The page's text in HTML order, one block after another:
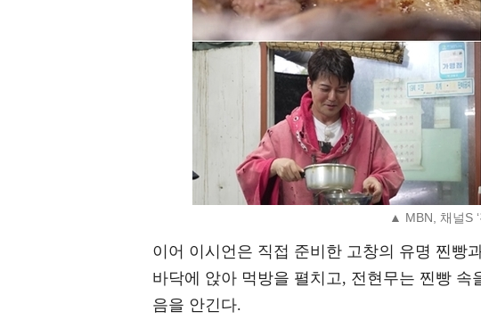
▲ MBN, 채널S
이어 이시언은 직접 준비한 고창의 유명 찐빵
바닥에 앉아 먹방을 펼치고, 전현무는 찐빵
음을 안긴다.